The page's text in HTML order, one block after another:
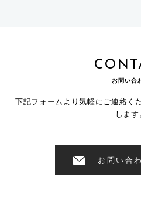
お問い合
下記フォームより気軽にご連絡く
します
お問い合